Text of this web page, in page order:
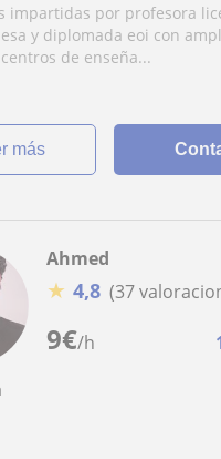
impartidas por profesora
y diplomada eoi con
de enseña...
más
9€/h
Ahmed
★ 4,8 (37